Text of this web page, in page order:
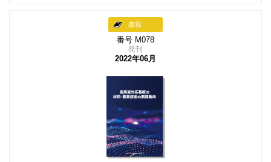
書籍
番号 M078
発刊
2022年06月